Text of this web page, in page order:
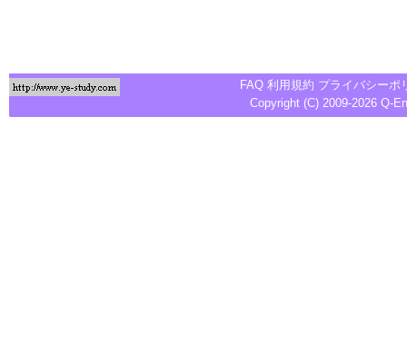
FAQ 利用規約 プライバシーポ
Copyright (C) 2009-2026 Q-